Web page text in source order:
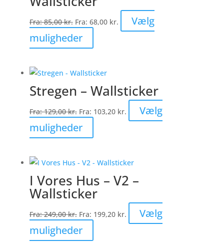
vælges
varesiden
Fra:85,00kr. Fra: 68,00 kr.
Vælg
muligheder
vare
flere
varianter.
Mulighederne
kan
på
Stregen – Wallsticker
Fra:129,00kr. Fra: 103,20 kr.
Vælg
muligheder
vare
flere
varianter.
Mulighederne
vælges
varesiden
I Vores Hus – V2 –
Wallsticker
Fra:249,00kr. Fra: 199,20 kr.
Vælg
muligheder
vare